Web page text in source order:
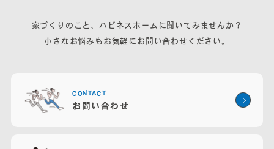
家づくりのこと、ハピネスホームに聞いてみませんか？
小さなお悩みもお気軽にお問い合わせください。
CONTACT
お問い合わせ